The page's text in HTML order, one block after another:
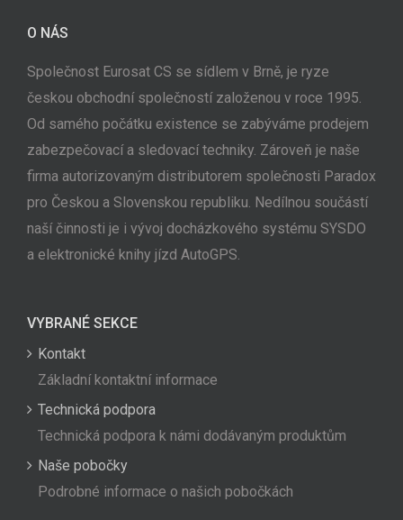
O NÁS
Společnost Eurosat CS se sídlem v Brně, je ryze
českou obchodní společností založenou v roce 1995.
Od samého počátku existence se zabýváme prodejem
zabezpečovací a sledovací techniky. Zároveň je naše
firma autorizovaným distributorem společnosti Paradox
pro Českou a Slovenskou republiku. Nedílnou součástí
naší činnosti je i vývoj docházkového systému SYSDO
a elektronické knihy jízd AutoGPS.
VYBRANÉ SEKCE
Kontakt
Základní kontaktní informace
Technická podpora
Technická podpora k námi dodávaným produktům
Naše pobočky
Podrobné informace o našich pobočkách